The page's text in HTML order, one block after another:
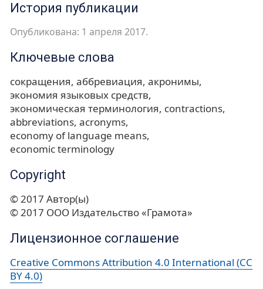
История публикации
Опубликована: 1 апреля 2017.
Ключевые слова
сокращения аббревиация акронимы
экономия языковых средств
экономическая терминология contractions
abbreviations acronyms
economy of language means
economic terminology
Copyright
© 2017 Автор(ы)
© 2017 ООО Издательство «Грамота»
Лицензионное соглашение
Creative Commons Attribution 4.0 International (CC
BY 4.0)